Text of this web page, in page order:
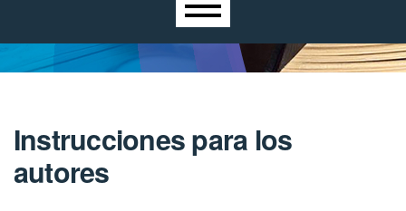
Menú principal
Instrucciones para los
autores